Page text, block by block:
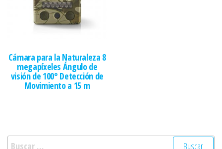
Cámara para la Naturaleza 8
megapíxeles Ángulo de
visión de 100° Detección de
Movimiento a 15 m
Buscar: